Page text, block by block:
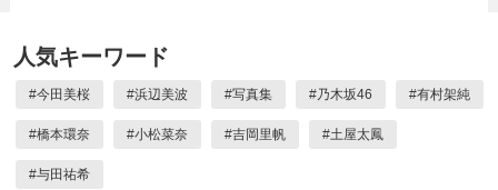
人気キーワード
#今田美桜 #浜辺美波 #写真集 #乃木坂46 #有村架純
#橋本環奈 #小松菜奈 #吉岡里帆 #土屋太鳳
#与田祐希